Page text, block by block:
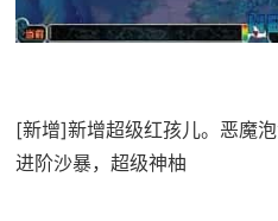
[新增]新增超级红孩儿。恶魔
进阶沙暴，超级神柚